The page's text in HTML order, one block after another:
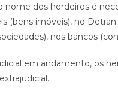
nome dos herdeiros é
(bens imóveis), no
nos bancos
em andamento, os